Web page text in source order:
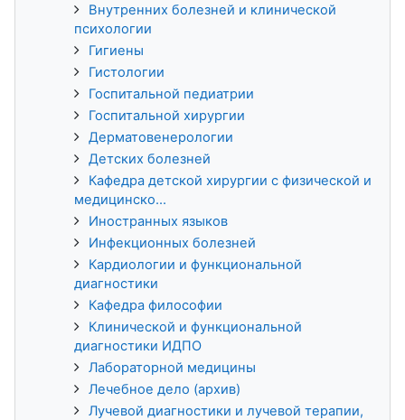
Внутренних болезней и клинической
психологии
Гигиены
Гистологии
Госпитальной педиатрии
Госпитальной хирургии
Дерматовенерологии
Детских болезней
Кафедра детской хирургии с физической и
медицинско...
Иностранных языков
Инфекционных болезней
Кардиологии и функциональной
диагностики
Кафедра философии
Клинической и функциональной
диагностики ИДПО
Лабораторной медицины
Лечебное дело (архив)
Лучевой диагностики и лучевой терапии,